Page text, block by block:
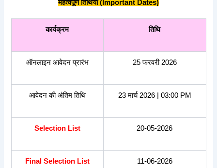
महत्वपूर्णतिथियाँ (Important Dates)
कार्यक्रम तिथि
ऑनलाइन आवेदन प्रारंभ 25 फरवरी 2026
आवेदन की अंतिम तिथि 23 मार्च 2026 | 03:00 PM
Selection List 20-05-2026
Final Selection List 11-06-2026